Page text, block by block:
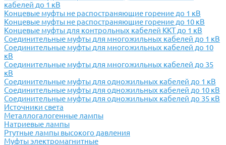
кабелей до 1 кВ
Концевые муфты не распостраняющие горение до 1 кВ
Концевые муфты не распостраняющие горение до 10 кВ
Концевые муфты для контрольных кабелей ККТ до 1 кВ
Соединительные муфты для многожильных кабелей до 1 кВ
Соединительные муфты для многожильных кабелей до 10
кВ
Соединительные муфты для многожильных кабелей до 35
кВ
Соединительные муфты для одножильных кабелей до 1 кВ
Соединительные муфты для одножильных кабелей до 10 кВ
Соединительные муфты для одножильных кабелей до 35 кВ
Источники света
Металлогалогенные лампы
Натриевые лампы
Ртутные лампы высокого давления
Муфты электромагнитные